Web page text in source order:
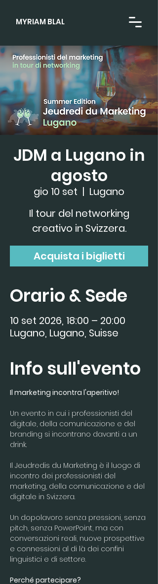
MYRIAM BLAL
JDM a Lugano in
agosto
gio 10 set
  |
Lugano
Il tour del networking
creativo in Svizzera.
Acquista i biglietti
Orario & Sede
10 set 2026, 18:00 – 20:00
Lugano, Lugano, Suisse
Info sull'evento
Il marketing incontra l'aperitivo!
Un evento in cui i professionisti del
digitale, della comunicazione e del
branding si incontrano davanti a un
drink.
Il Jeudredis du Marketing è il luogo di
incontro dei professionisti del
marketing, della comunicazione e del
digitale in Svizzera.
Un dopolavoro senza pressioni, senza
pitch, senza PowerPoint, ma con
conversazioni reali, nuove prospettive
e connessioni al di là dei confini
linguistici e di settore.
Perché partecipare?